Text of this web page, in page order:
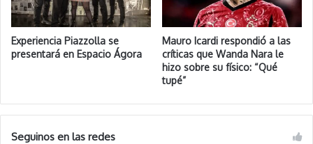
Experiencia Piazzolla se
presentará en Espacio Ágora
Mauro Icardi respondió a las
críticas que Wanda Nara le
hizo sobre su físico: “Qué
tupé”
Seguinos en las redes